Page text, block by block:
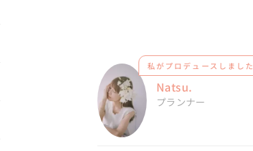
私がプロデュースしました
Natsu.
プランナー